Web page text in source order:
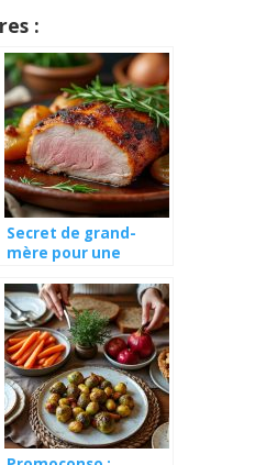
:
Secret de grand-
mère pour une
four fondante